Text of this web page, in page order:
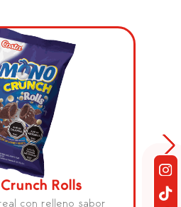
Brownie Chips
brownie y chips de